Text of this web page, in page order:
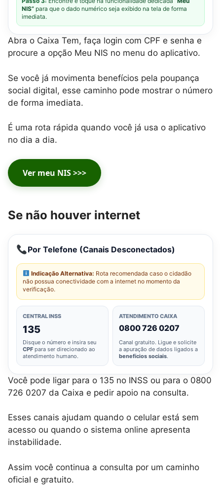
NIS” para que o dado numérico seja exibido na tela de forma
imediata.
Abra o Caixa Tem, faça login com CPF e senha e
procure a opção Meu NIS no menu do aplicativo.
Se você já movimenta benefícios pela poupança
social digital, esse caminho pode mostrar o número
de forma imediata.
É uma rota rápida quando você já usa o aplicativo
no dia a dia.
Ver meu NIS >>>
Se não houver internet
Por Telefone (Canais Desconectados)
Indicação Alternativa: Rota recomendada caso o cidadão
não possua conectividade com a internet no momento da
verificação.
CENTRAL INSS
135
Disque o número e insira seu
CPF para ser direcionado ao
atendimento humano.
ATENDIMENTO CAIXA
0800 726 0207
Canal gratuito. Ligue e solicite
a apuração de dados ligados a
benefícios sociais.
Você pode ligar para o 135 no INSS ou para o 0800
726 0207 da Caixa e pedir apoio na consulta.
Esses canais ajudam quando o celular está sem
acesso ou quando o sistema online apresenta
instabilidade.
Assim você continua a consulta por um caminho
oficial e gratuito.